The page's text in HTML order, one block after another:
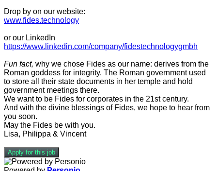
Drop by on our website:
www.fides.technology
or our LinkedIn
https://www.linkedin.com/company/fidestechnologygmbh
Fun fact, why we chose Fides as our name: derives from the
Roman goddess for integrity. The Roman government used
to store all their state documents in her temple and hold
government meetings there.
We want to be Fides for corporates in the 21st century.
And with the divine blessings of Fides, we hope to hear from
you soon.
May the Fides be with you.
Lisa, Philippa & Vincent
Apply for this job